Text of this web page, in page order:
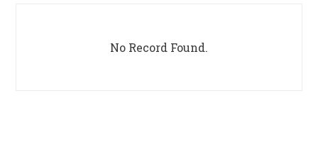
No Record Found.